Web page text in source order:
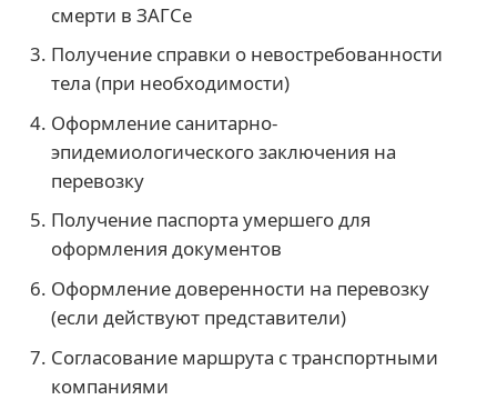
смерти в ЗАГСе
Получение справки о невостребованности
тела (при необходимости)
Оформление санитарно-
эпидемиологического заключения на
перевозку
Получение паспорта умершего для
оформления документов
Оформление доверенности на перевозку
(если действуют представители)
Согласование маршрута с транспортными
компаниями